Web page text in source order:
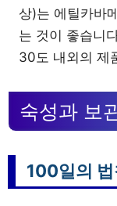
상)는 에틸카바
는 것이 좋습니
30도 내외의 제
숙성과 보
100일의 법